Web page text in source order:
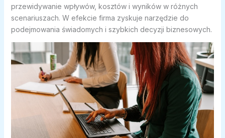
przewidywanie wpływów, kosztów i wyników w różnych
scenariuszach. W efekcie firma zyskuje narzędzie do
podejmowania świadomych i szybkich decyzji biznesowych.